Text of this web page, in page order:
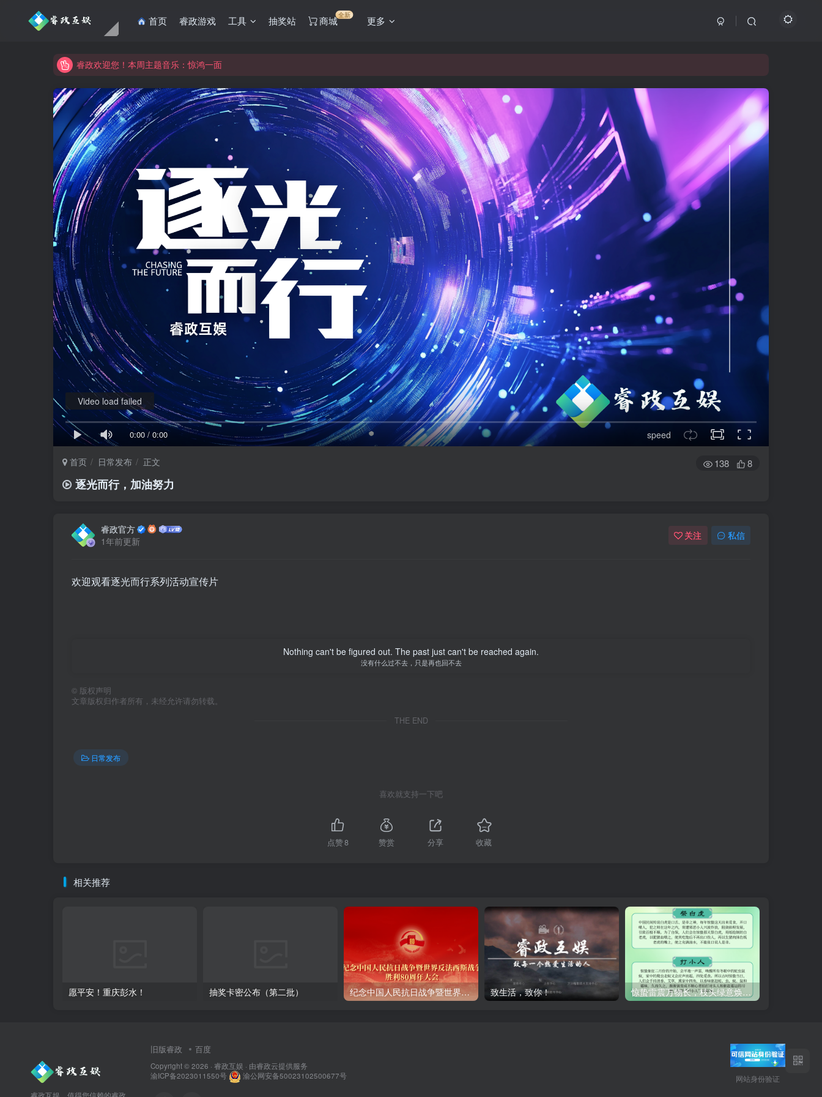
首页 睿政游戏 工具 抽奖站 商城全新 更多
睿政欢迎您！本周主题音乐：惊鸿一面
睿政欢迎您！本周主题音乐：惊鸿一面
睿政互娱商城即将上线，当前测试中！
0:00 / 0:00 speed
Video load failed
首页 日常发布 正文 138 8
逐光而行，加油努力
睿政官方
1年前更新
关注 私信
欢迎观看逐光而行系列活动宣传片
Nothing can't be figured out. The past just can't be reached again.
没有什么过不去，只是再也回不去
© 版权声明
文章版权归作者所有，未经允许请勿转载。
THE END
日常发布
喜欢就支持一下吧
点赞8 赞赏 分享 收藏
相关推荐
愿平安！重庆彭水！ 抽奖卡密公布（第二批） 纪念中国人民抗日战争暨世界反法西斯战争胜利80周年 致生活，致你！ 惊蛰雷震万物长，枝头绿意焕生机！
旧版睿政 百度
Copyright © 2026 · 睿政互娱 · 由睿政云提供服务
渝ICP备2023011550号
渝公网安备50023102500677号 网站身份验证